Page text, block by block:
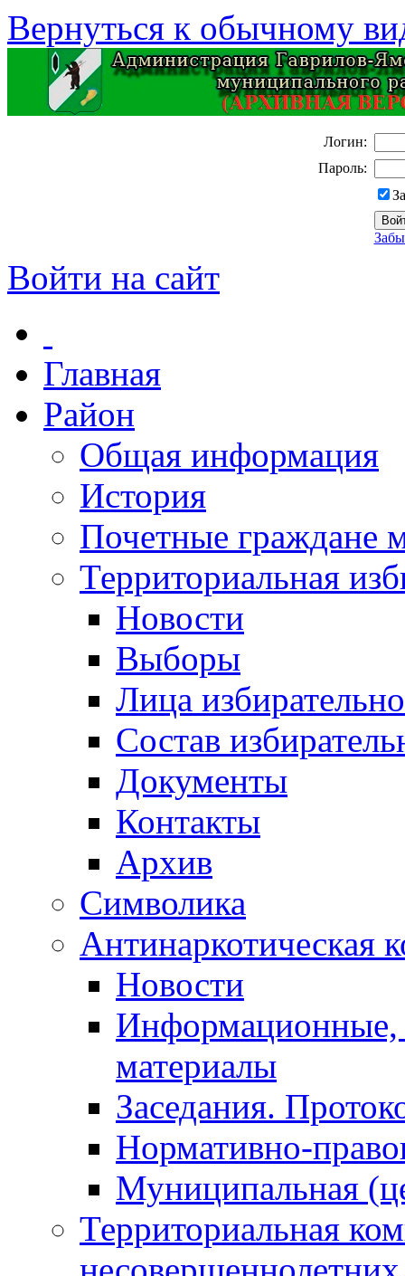
Вернуться к обычному
Логин:
Пароль:
Войти на сайт
Главная
Район
Общая информация
История
Почетные граждане
Территориальная
Новости
Выборы
Лица
Состав
Документы
Контакты
Архив
Символика
Антинаркотическая
Новости
Информационные,
материалы
Заседания.
Нормативно-
Муниципальная
Территориальная